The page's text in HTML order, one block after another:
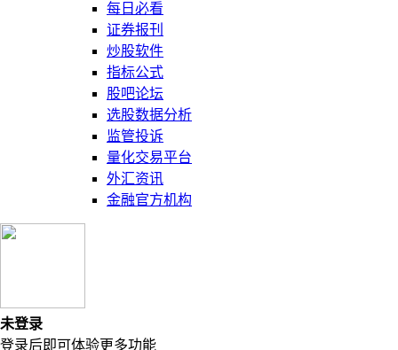
每日必看
证券报刊
炒股软件
指标公式
股吧论坛
选股数据分析
监管投诉
量化交易平台
外汇资讯
金融官方机构
未登录
登录后即可体验更多功能